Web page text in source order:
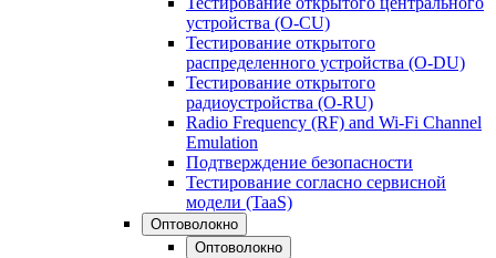
устройства (O-CU)
Тестирование открытого
распределенного устройства (O-DU)
Тестирование открытого
радиоустройства (O-RU)
Radio Frequency (RF) and Wi-Fi Channel
Emulation
Подтверждение безопасности
Тестирование согласно сервисной
модели (TaaS)
Оптоволокно
Оптоволокно